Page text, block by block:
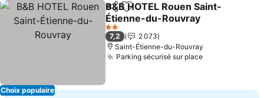
Choix populaire
PartagerAjouter à mes favoris
B&B HOTEL Rouen Saint-
Étienne-du-Rouvray
2 Étoiles
7,2
2 073
Saint-Étienne-du-Rouvray
Parking sécurisé sur place